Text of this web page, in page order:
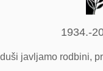
1934.-
javljamo rodbini,